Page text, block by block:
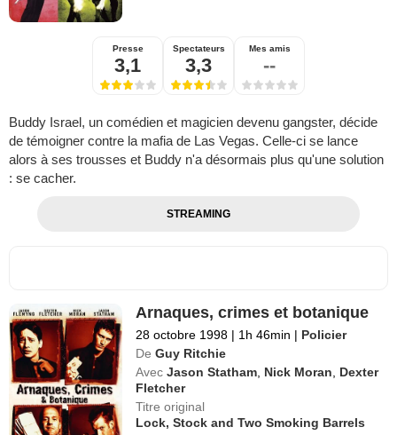
Presse
3,1
Spectateurs
3,3
Mes amis
--
Buddy Israel, un comédien et magicien devenu gangster, décide
de témoigner contre la mafia de Las Vegas. Celle-ci se lance
alors à ses trousses et Buddy n'a désormais plus qu'une solution
: se cacher.
STREAMING
Arnaques, crimes et botanique
28 octobre 1998 | 1h 46min | Policier
De Guy Ritchie
Avec Jason Statham Nick Moran
Dexter
Fletcher
Titre original
Lock, Stock and Two Smoking Barrels